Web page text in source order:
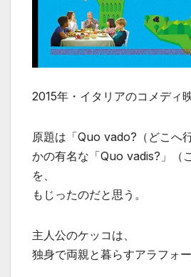
2015年・イタリアのコメディ映
原題は「Quo vado?（どこへ
かの有名な「Quo vadis?」（
を、
もじったのだと思う。
主人公のケッコは、
独身で両親と暮らすアラフォー